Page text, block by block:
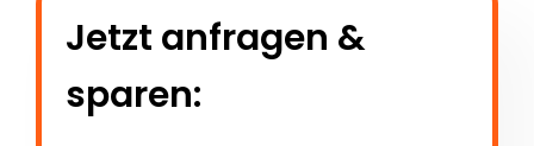
Jetzt anfragen &
sparen: